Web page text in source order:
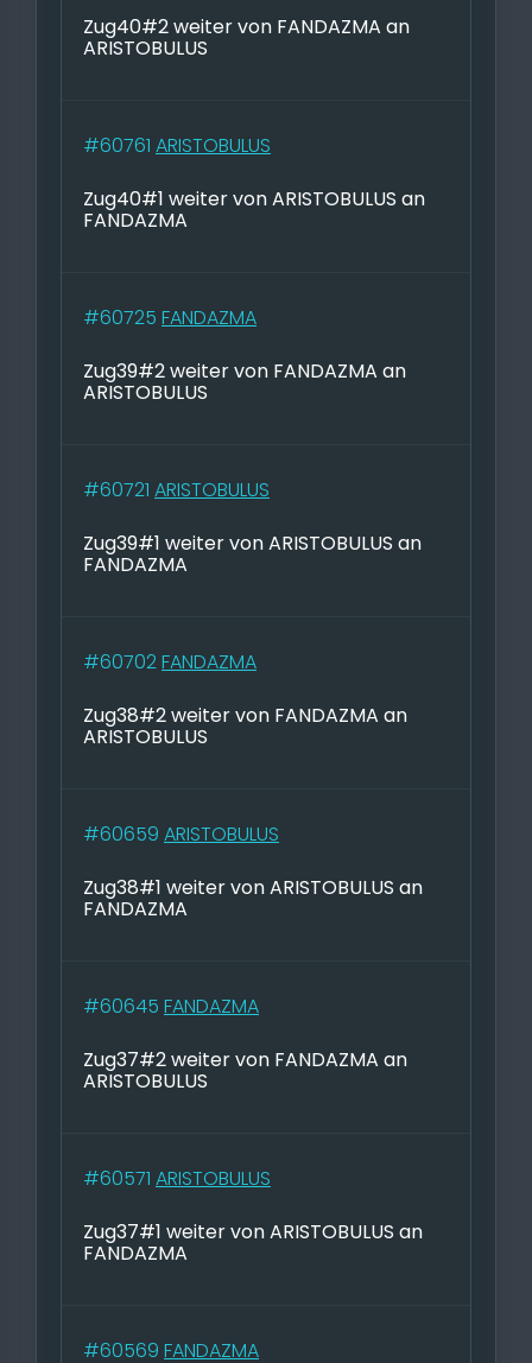
Zug40#2 weiter von FANDAZMA an
ARISTOBULUS
#60761 ARISTOBULUS
Zug40#1 weiter von ARISTOBULUS an
FANDAZMA
#60725 FANDAZMA
Zug39#2 weiter von FANDAZMA an
ARISTOBULUS
#60721 ARISTOBULUS
Zug39#1 weiter von ARISTOBULUS an
FANDAZMA
#60702FANDAZMA
Zug38#2 weiter von FANDAZMA an
ARISTOBULUS
#60659 ARISTOBULUS
Zug38#1 weiter von ARISTOBULUS an
FANDAZMA
#60645 FANDAZMA
Zug37#2 weiter von FANDAZMA an
ARISTOBULUS
#60571 ARISTOBULUS
Zug37#1 weiter von ARISTOBULUS an
FANDAZMA
#60569 FANDAZMA